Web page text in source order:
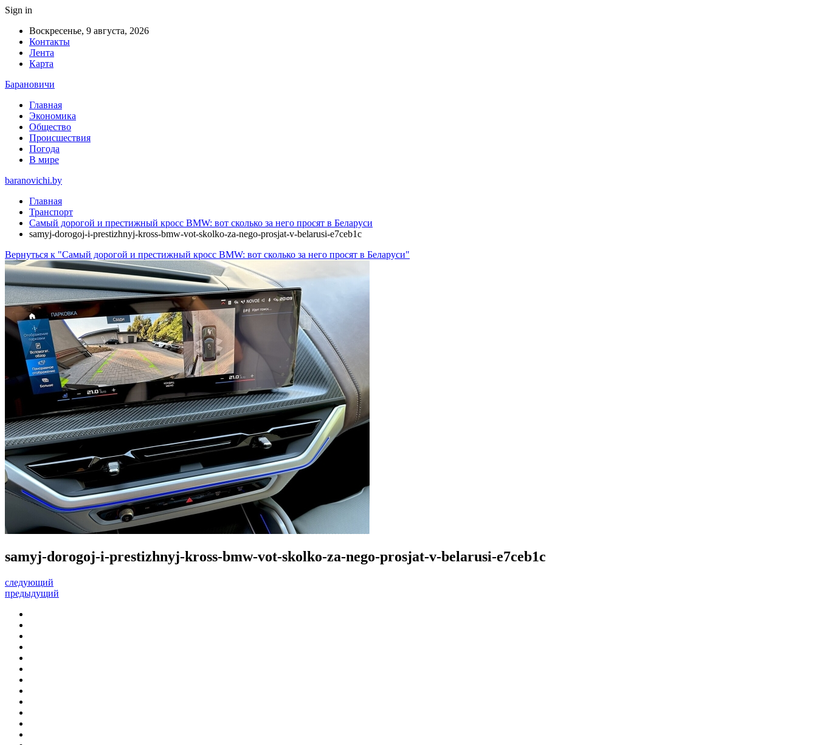
Sign in
Воскресенье, 9 августа, 2026
Контакты
Лента
Карта
Барановичи
Главная
Экономика
Общество
Происшествия
Погода
В мире
baranovichi.by
Главная
Транспорт
Самый дорогой и престижный кросс BMW: вот сколько за него просят в Беларуси
samyj-dorogoj-i-prestizhnyj-kross-bmw-vot-skolko-za-nego-prosjat-v-belarusi-e7ceb1c
Вернуться к "Самый дорогой и престижный кросс BMW: вот сколько за него просят в Беларуси"
samyj-dorogoj-i-prestizhnyj-kross-bmw-vot-skolko-za-nego-prosjat-v-belarusi-e7ceb1c
следующий
предыдущий